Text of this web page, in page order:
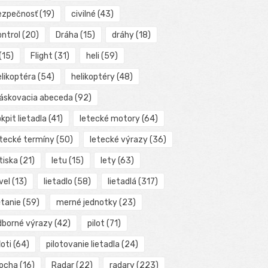
(19) civilné (43)
(20) Dráha (15) dráhy(18)
Flight (31) heli (59)
(54) helikoptéry(48)
abeceda (92)
lietadla (41) letecké motory(64)
termíny(50) letecké výrazy(36)
(21) letu (15) lety(63)
(13) lietadlo (58) lietadlá (317)
(59) merné jednotky(23)
výrazy(42) pilot (71)
(64) pilotovanie lietadla (24)
(16) Radar(22) radary(223)